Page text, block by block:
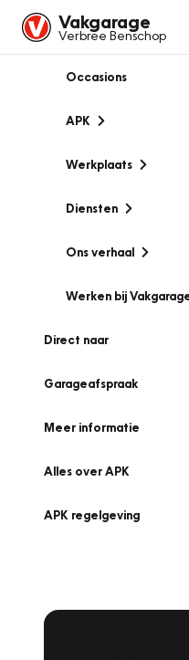
Vakgarage
Verbree Benschop
Occasions
APK
Werkplaats
Diensten
Ons verhaal
Werken bij
Direct naar
Garageafspraak
Meer informatie
Alles over APK
APK regelgeving